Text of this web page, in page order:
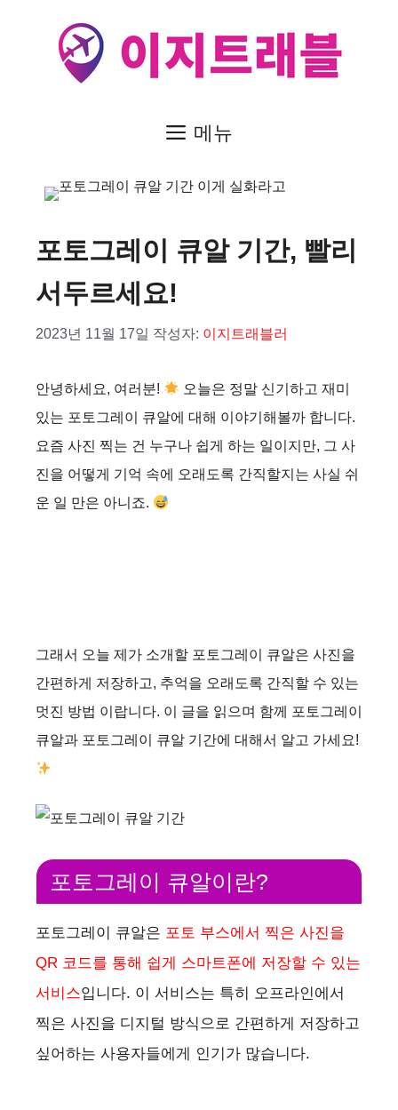
메뉴
포토그레이 큐알 기간, 빨리
서두르세요!
2023년 11월 17일 작성자: 이지트래블러
안녕하세요, 여러분!
오늘은 정말 신기하고 재미
있는 포토그레이 큐알에 대해 이야기해볼까 합니다.
요즘 사진 찍는 건 누구나 쉽게 하는 일이지만, 그 사
진을 어떻게 기억 속에 오래도록 간직할지는 사실 쉬
운 일 만은 아니죠.
그래서 오늘 제가 소개할 포토그레이 큐알은 사진을
간편하게 저장하고, 추억을 오래도록 간직할 수 있는
멋진 방법 이랍니다. 이 글을 읽으며 함께 포토그레이
큐알과 포토그레이 큐알 기간에 대해서 알고 가세요!
포토그레이 큐알이란?
포토그레이 큐알은 포토 부스에서 찍은 사진을
QR 코드를 통해 쉽게 스마트폰에 저장할 수 있는
서비스입니다. 이 서비스는 특히 오프라인에서
찍은 사진을 디지털 방식으로 간편하게 저장하고
싶어하는 사용자들에게 인기가 많습니다.